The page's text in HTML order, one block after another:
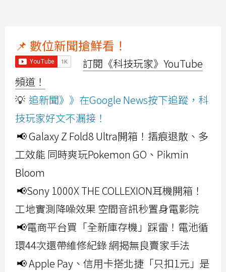
📌 數位新聞搶鮮看！
訂閱《科技玩家》YouTube
頻道！
💡 追新聞》》在Google News按下追蹤，科
技玩家好文不漏接！
📢 Galaxy Z Fold8 Ultra開箱！摺痕退散、多
工效能 同時爽玩Pokemon GO、Pikmin
Bloom
📢Sony 1000X THE COLLEXION耳機開箱！
工地實測降噪效果 空間音訊秒置身電影院
📢電商平台買「全新庫存機」踩雷！電池循
環44次還帶維修紀錄 網揭無良賣家手法
📢 Apple Pay、信用卡搭北捷「只扣1元」是